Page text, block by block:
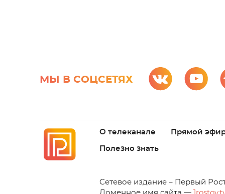
МЫ В СОЦСЕТЯХ
О телеканале Прямой
Полезно знать
Cетевое издание – Первый